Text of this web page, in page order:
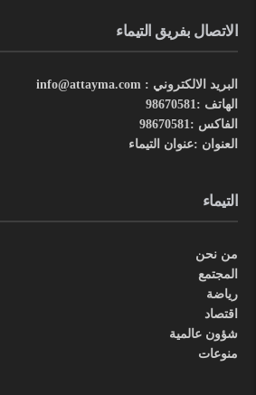
الاتصال بفريق التيماء
البريد الالكتروني : info@attayma.com
الهاتف :98670581
الفاكس :98670581
العنوان :عنوان التيماء
التيماء
من نحن
المجتمع
رياضة
اقتصاد
شؤون عالمية
منوعات